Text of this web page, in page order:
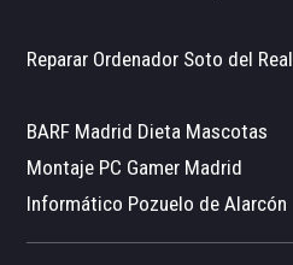
Reparar Ordenador Soto del Real
BARF Madrid Dieta Mascotas
Montaje PC Gamer Madrid
Informático Pozuelo de Alarcón